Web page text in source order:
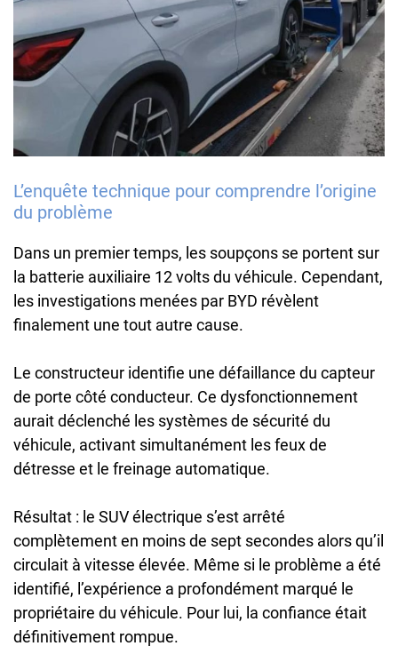
L’enquête technique pour comprendre l’origine
du problème
Dans un premier temps, les soupçons se portent sur
la batterie auxiliaire 12 volts du véhicule. Cependant,
les investigations menées par BYD révèlent
finalement une tout autre cause.
Le constructeur identifie une défaillance du capteur
de porte côté conducteur. Ce dysfonctionnement
aurait déclenché les systèmes de sécurité du
véhicule, activant simultanément les feux de
détresse et le freinage automatique.
Résultat : le SUV électrique s’est arrêté
complètement en moins de sept secondes alors qu’il
circulait à vitesse élevée. Même si le problème a été
identifié, l’expérience a profondément marqué le
propriétaire du véhicule. Pour lui, la confiance était
définitivement rompue.